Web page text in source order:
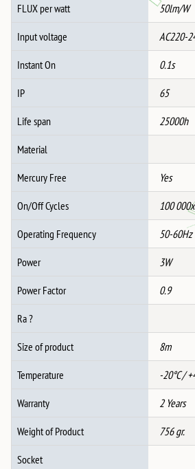
FLUX per watt 50lm/W
Input voltage AC220-
Instant On 0.1s
IP 65
Life span 25000h
Material
Mercury Free Yes
On/Off Cycles 100 000x
Operating Frequency 50-60Hz
Power 3W
Power Factor 0.9
Ra ?
Size of product 8m
Temperature -20°C /
Warranty 2 Years
Weight of Product 756 gr.
Socket